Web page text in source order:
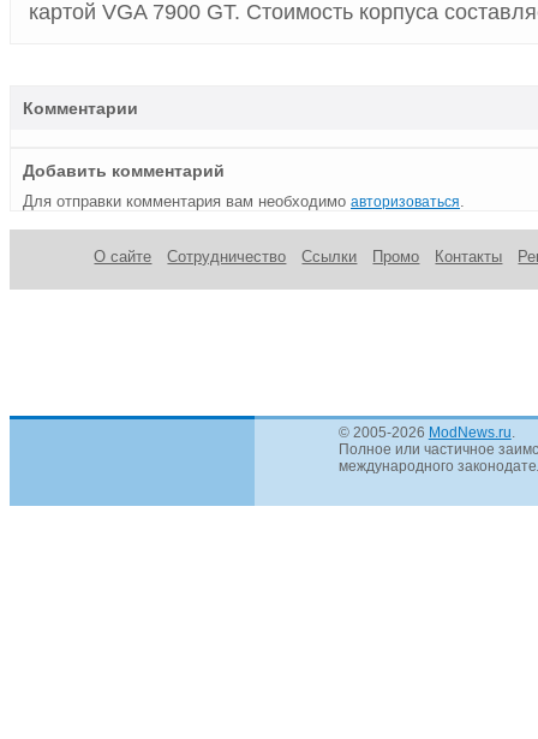
картой VGA 7900 GT. Стоимость корпуса
Комментарии
Добавить комментарий
Для отправки комментария вам необходимо авторизоваться
О сайте Сотрудничество Ссылки Промо Контакты
© 2005-2026 ModNews.ru
Полное или частичное
международного